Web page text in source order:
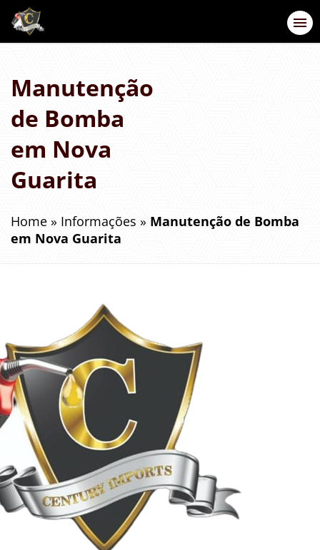
Manutenção
de Bomba
em Nova
Guarita
Home » Informações » Manutenção de Bomba
em Nova Guarita